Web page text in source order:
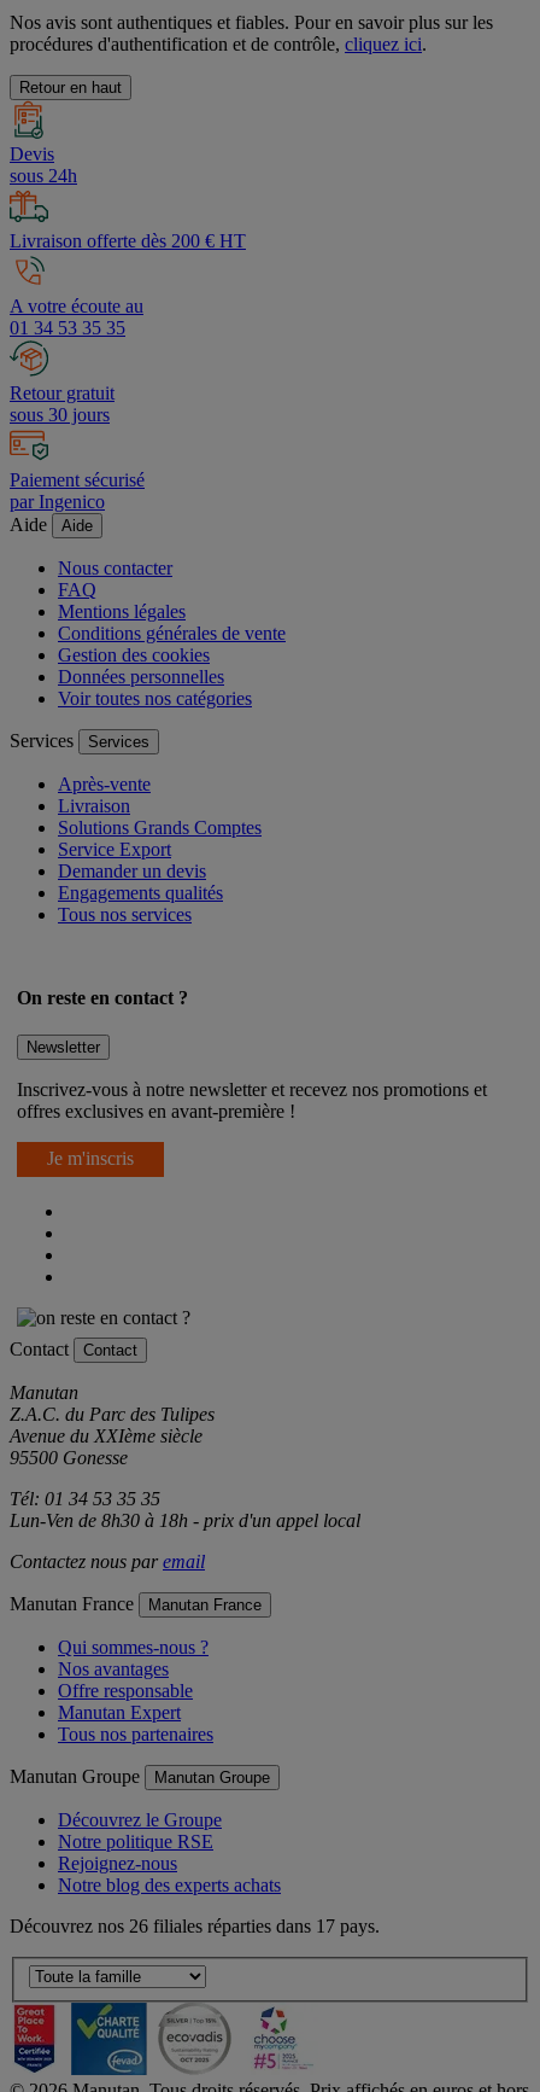
Nos avis sont authentiques et fiables. Pour en savoir plus sur les
procédures d'authentification et de contrôle, cliquez ici.
Retour en haut
Devis
sous 24h
Livraison offerte dès 200 € HT
A votre écoute au
01 34 53 35 35
Retour gratuit
sous 30 jours
Paiement sécurisé
par Ingenico
Aide
Aide
Nous contacter
FAQ
Mentions légales
Conditions générales de vente
Gestion des cookies
Données personnelles
Voir toutes nos catégories
Services Services
Après-vente
Livraison
Solutions Grands Comptes
Service Export
Demander un devis
Engagements qualités
Tous nos services
On reste en contact ?
Newsletter
Inscrivez-vous à notre newsletter et recevez nos promotions et
offres exclusives en avant-première !
Je m'inscris
Contact Contact
Manutan
Z.A.C. du Parc des Tulipes
Avenue du XXIème siècle
95500 Gonesse
Tél: 01 34 53 35 35
Lun-Ven de 8h30 à 18h - prix d'un appel local
Contactez nous paremail
Manutan France Manutan France
Qui sommes-nous ?
Nos avantages
Offre responsable
Manutan Expert
Tous nos partenaires
Manutan Groupe Manutan Groupe
Découvrez le Groupe
Notre politique RSE
Rejoignez-nous
Notre blog des experts achats
Découvrez nos 26 filiales réparties dans 17 pays.